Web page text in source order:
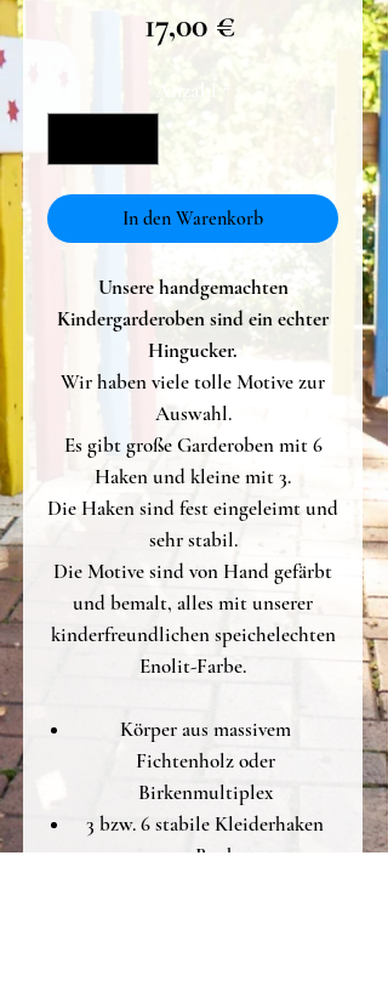
17,00 €Preis
Anzahl
In den Warenkorb
Unsere handgemachten
Kindergarderoben sind ein echter
Hingucker.
Wir haben viele tolle Motive zur
Auswahl.
Es gibt große Garderoben mit 6
Haken und kleine mit 3.
Die Haken sind fest eingeleimt und
sehr stabil.
Die Motive sind von Hand gefärbt
und bemalt, alles mit unserer
kinderfreundlichen speichelechten
Enolit-Farbe.
Körper aus massivem
Fichtenholz oder
Birkenmultiplex
3 bzw. 6 stabile Kleiderhaken
aus Buche